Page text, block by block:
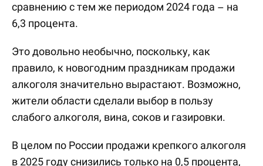
сравнению с тем же периодом 2024 года – на
6,3 процента.
Это довольно необычно, поскольку, как
правило, к новогодним праздникам продажи
алкоголя значительно вырастают. Возможно,
жители области сделали выбор в пользу
слабого алкоголя, вина, соков и газировки.
В целом по России продажи крепкого алкоголя
в 2025 году снизились только на 0,5 процента,